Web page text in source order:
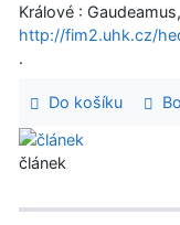
Králové :
http://fim2.uhk.cz/
.
Do košíku
článek